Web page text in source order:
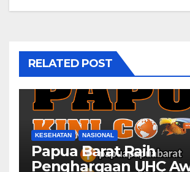
RELATED POST
KESEHATAN NASIONAL
Papua Barat Raih
Penghargaan UHC